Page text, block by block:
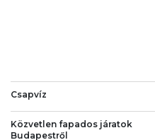
Csapvíz
Közvetlen fapados járatok
Budapestről